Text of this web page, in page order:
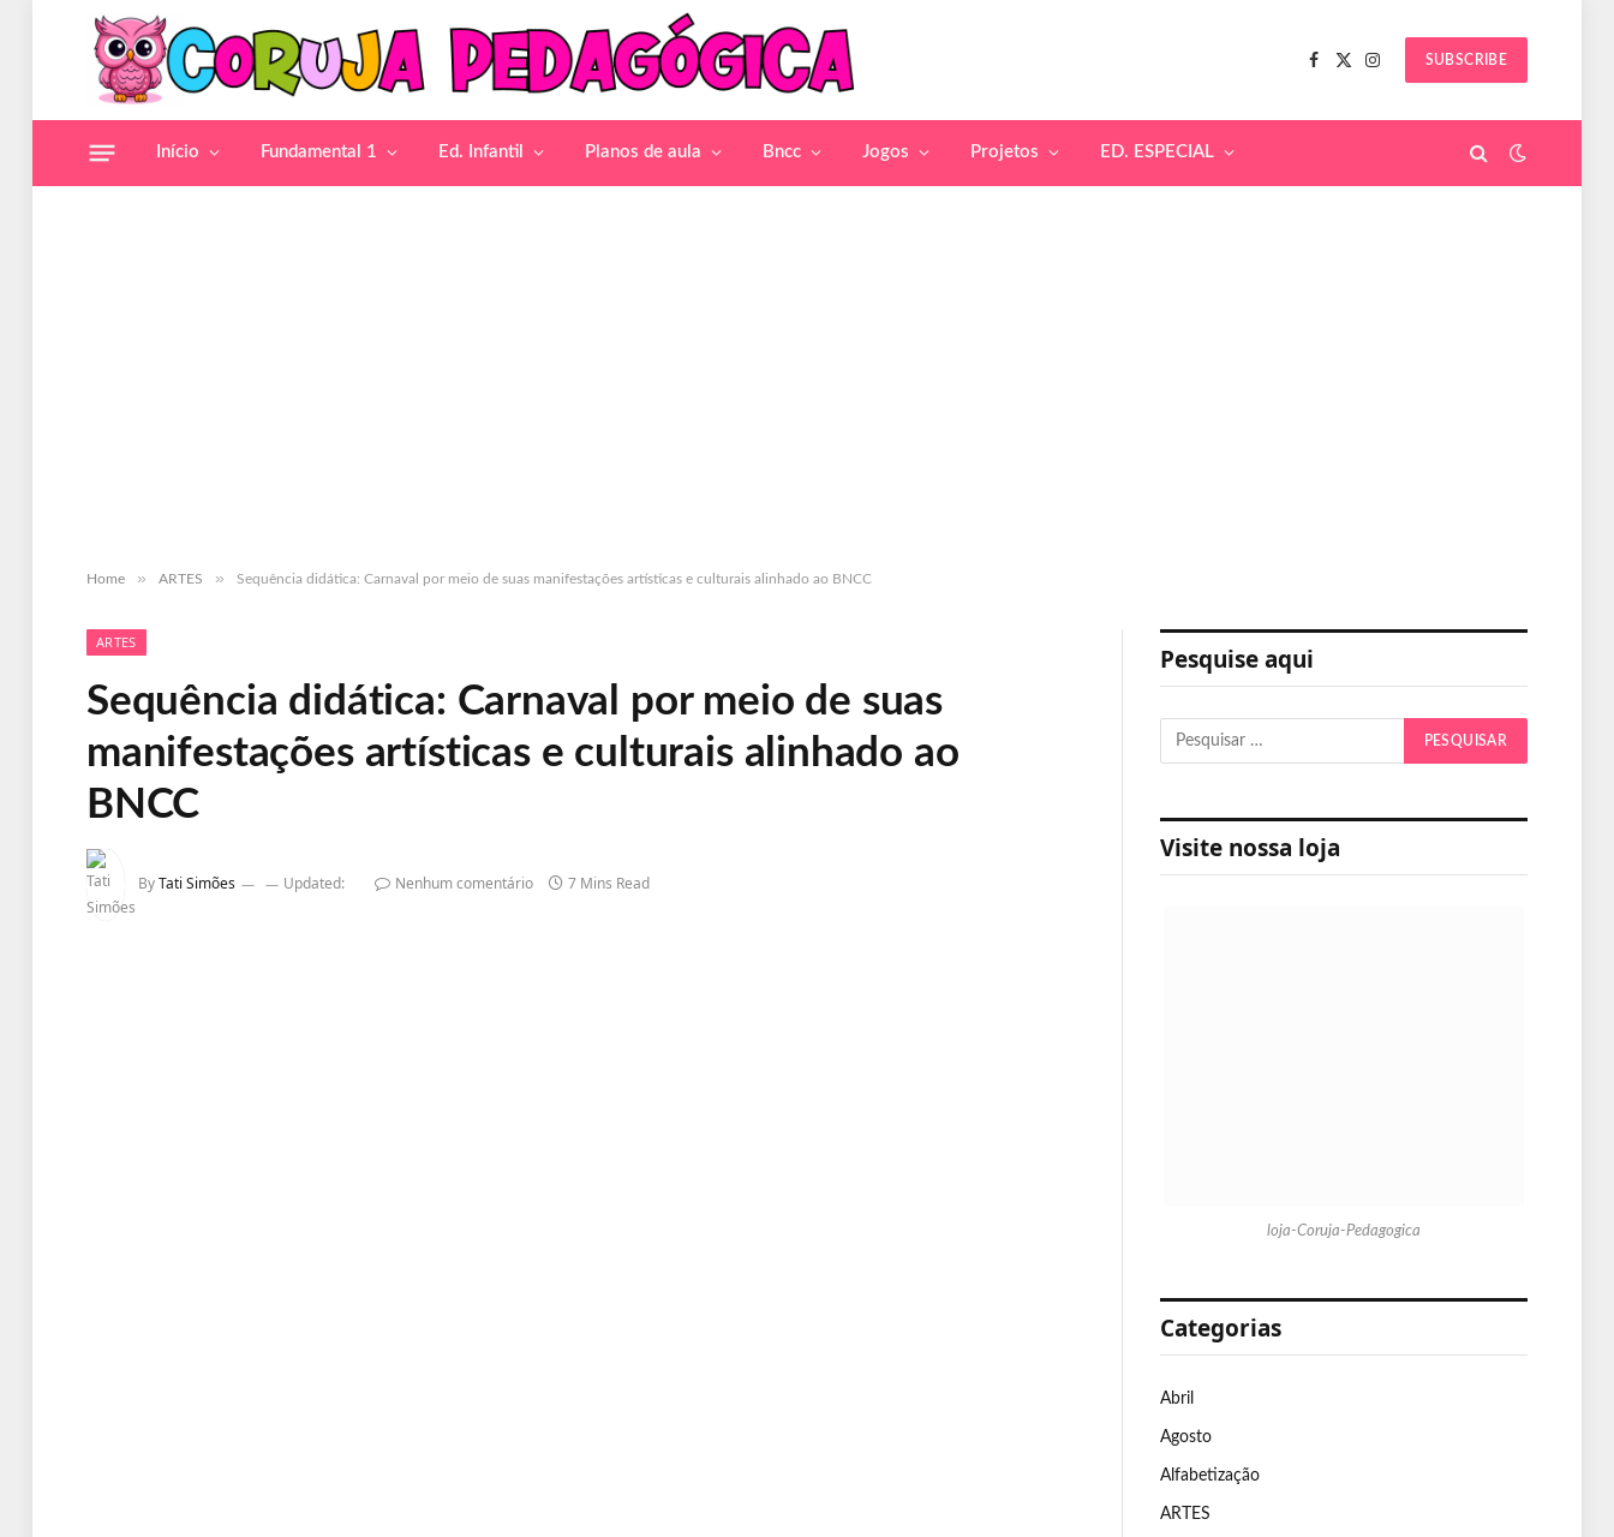
Facebook
X
Instagram
SUBSCRIBE
Início Fundamental 1 Ed. Infantil Planos de aula Bncc Jogos Projetos ED. ESPECIAL
Home » ARTES » Sequência didática: Carnaval por meio de suas manifestações artísticas e culturais alinhado ao BNCC
ARTES
Sequência didática: Carnaval por meio de suas
manifestações artísticas e culturais alinhado ao
BNCC
ByTati Simões Updated: Nenhum comentário 7 Mins Read
Pesquise aqui
Visite nossa loja
loja-Coruja-Pedagogica
Categorias
Abril
Agosto
Alfabetização
ARTES